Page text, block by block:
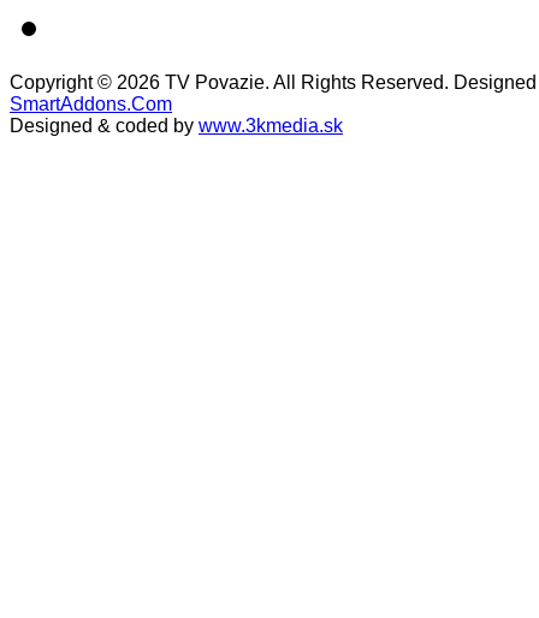
Copyright © 2026 TV Povazie. All Rights Reserved.
SmartAddons.Com
Designed & coded by www.3kmedia.sk